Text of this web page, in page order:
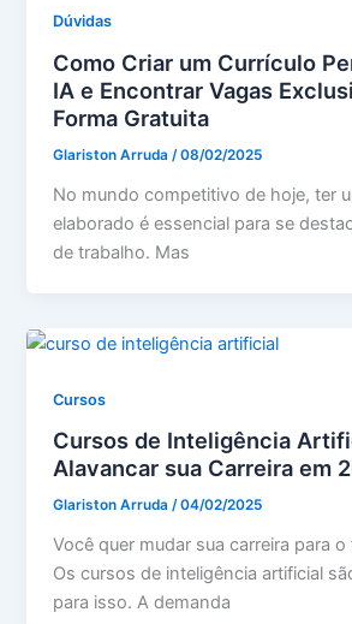
Dúvidas
Como Criar um Currículo
IA e Encontrar Vagas
Forma Gratuita
Glariston Arruda /08/02/2025
No mundo competitivo de hoje, ter
elaborado é essencial para se
de trabalho. Mas
Cursos
Cursos de Inteligência
Alavancar sua Carreira em
Glariston Arruda/04/02/2025
Você quer mudar sua carreira para
Os cursos de inteligência artificial
para isso. A demanda